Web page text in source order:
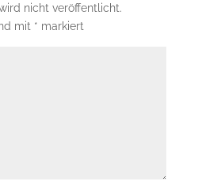
nicht veröffentlicht.
mit * markiert